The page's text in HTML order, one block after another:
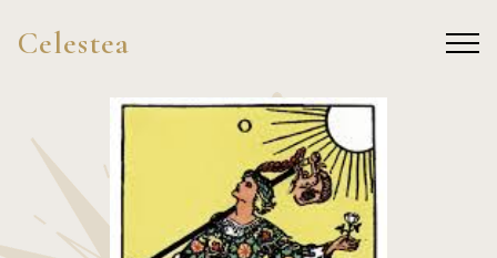
Celestea